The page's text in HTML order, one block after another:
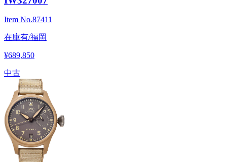
Item No.87411
在庫有/福岡
¥689,850
中古